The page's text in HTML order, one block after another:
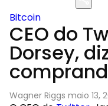
Bitcoin
CEO do
Dorsey,
Wagner Riggs maio 13,